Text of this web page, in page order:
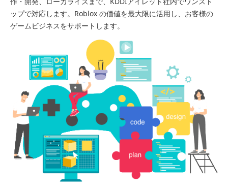
ップで対応します。Roblox の価値を最大限に活用し、お客様の
ゲームビジネスをサポートします。